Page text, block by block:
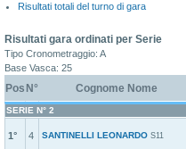
Risultati totali del turno di gara
Risultati gara ordinati per Serie
Tipo Cronometraggio: A
Base Vasca: 25
Pos N° Cognome Nome
SERIE N° 2
1° 4 SANTINELLI LEONARDO S11